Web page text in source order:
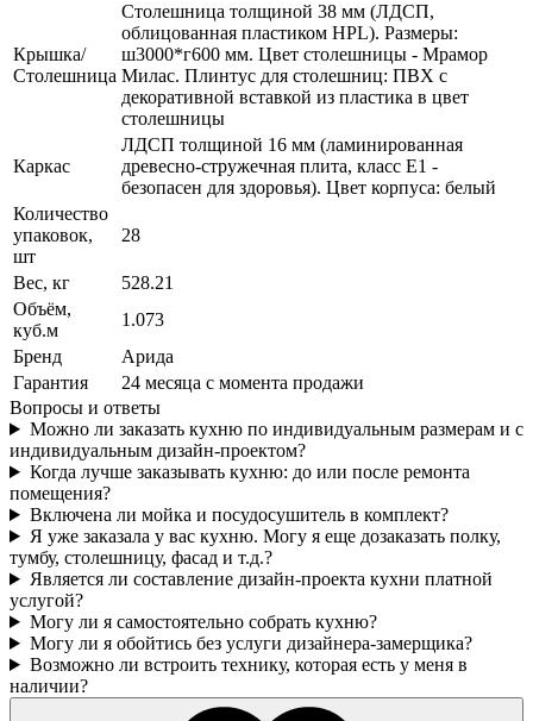
Крышка/
Столешница
Столешница толщиной 38 мм (ЛДСП,
облицованная пластиком HPL). Размеры:
ш3000*г600 мм. Цвет столешницы - Мрамор
Милас. Плинтус для столешниц: ПВХ с
декоративной вставкой из пластика в цвет
столешницы
Каркас
ЛДСП толщиной 16 мм (ламинированная
древесно-стружечная плита, класс E1 -
безопасен для здоровья). Цвет корпуса: белый
Количество
упаковок,
шт
28
Вес, кг
528.21
Объём,
куб.м
1.073
Бренд
Арида
Гарантия
24 месяца с момента продажи
Вопросы и ответы
Можно ли заказать кухню по индивидуальным размерам и с
индивидуальным дизайн-проектом?
Когда лучше заказывать кухню: до или после ремонта
помещения?
Включена ли мойка и посудосушитель в комплект?
Я уже заказала у вас кухню. Могу я еще дозаказать полку,
тумбу, столешницу, фасад и т.д.?
Является ли составление дизайн-проекта кухни платной
услугой?
Могу ли я самостоятельно собрать кухню?
Могу ли я обойтись без услуги дизайнера-замерщика?
Возможно ли встроить технику, которая есть у меня в
наличии?